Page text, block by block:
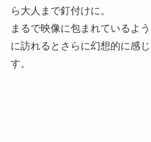
ら大人まで釘付けに。
まるで映像に包まれているよ
に訪れるとさらに幻想的に感
す。